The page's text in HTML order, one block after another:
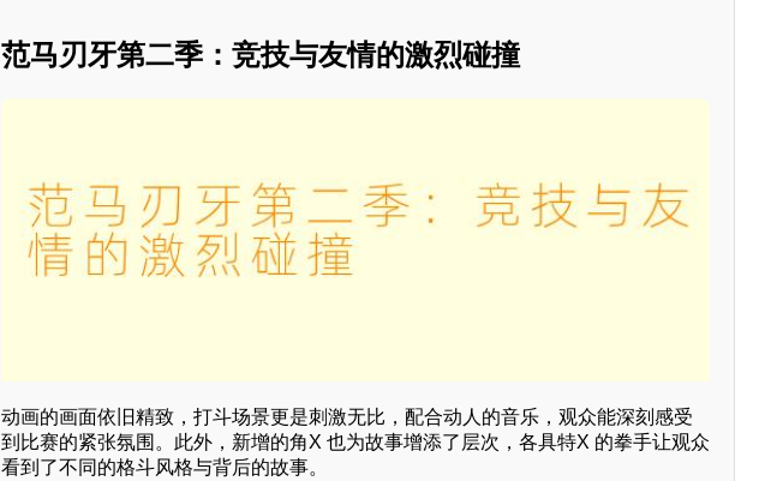
范马刃牙第二季：竞技与友情的激烈碰撞
动画的画面依旧精致，打斗场景更是刺激无比，配合动人的音乐，观众能深刻感受
到比赛的紧张氛围。此外，新增的角X 也为故事增添了层次，各具特X 的拳手让观众
看到了不同的格斗风格与背后的故事。